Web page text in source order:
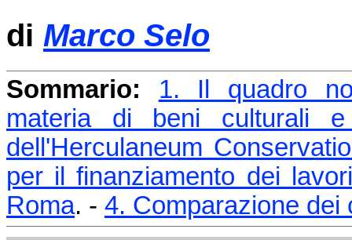
di Marco Selo
Sommario:
1. Il quadro
materia di beni culturali
dell'Herculaneum
per il finanziamento dei
Roma. - 4. Comparazione dei